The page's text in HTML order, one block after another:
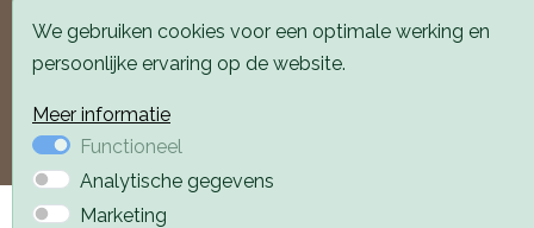
Alle locaties zijn goed bereikbaar met auto en
openbaar vervoer. Er is parkeergelegenheid voor de
Privacyverklaring
We gebruiken cookies voor een optimale werking en
persoonlijke ervaring op de website.
Meer informatie
Functioneel
Analytische gegevens
Marketing